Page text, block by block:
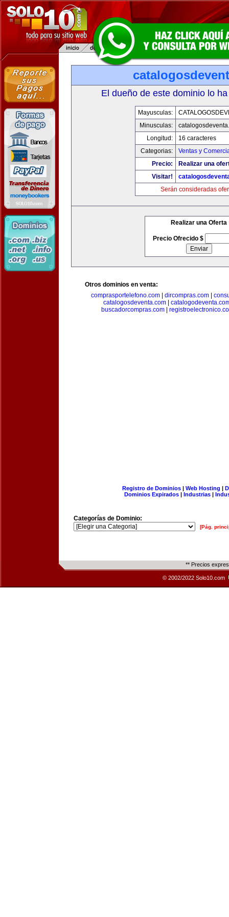
El dueño de este dominio lo
Mayusculas:
Minusculas:
Longitud:
16 caracteres
Categorias:
Ventas y
Precio:
Realizar una
Visitar!
Serán consideradas
Realizar una Oferta
Precio Ofrecido $
Otros dominios en venta:
comprasportelefono.com
dircompras.com
catalogosdeventa.com
buscadorcompras.com
Registro de Dominios| Web Hosting |
Dominios Expirados | Industrias |
Categorías de Dominio:
[Pág.
** Precios
© 2002/2022 Solo10.com